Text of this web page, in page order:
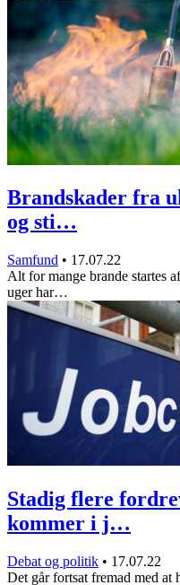
Brandskader fra
og sti…
Samfund • 17.07.22
Alt for mange brande startes
uger har…
Stadig flere
kommer i j…
Debat og politik • 17.07.22
Det går fortsat fremad med